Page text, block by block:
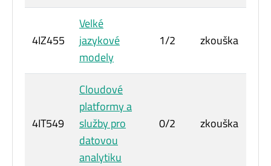
4IZ455
Velké
jazykové
modely
1/2 zkouška
4IT549
Cloudové
platformy a
služby pro
datovou
analytiku
0/2 zkouška